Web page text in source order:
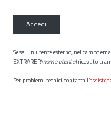
Accedi
Se sei un utente esterno, nel campo
EXTRARER\nome utente(ricevuto
Per problemi tecnici contatta l’